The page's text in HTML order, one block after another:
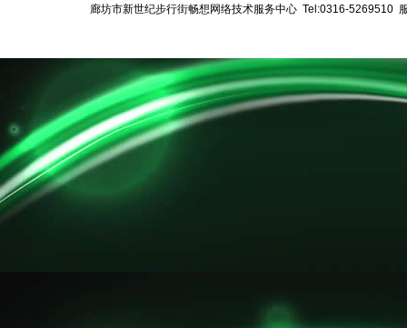
廊坊市新世纪步行街畅想网络技术服务中心 Tel:0316-5269510